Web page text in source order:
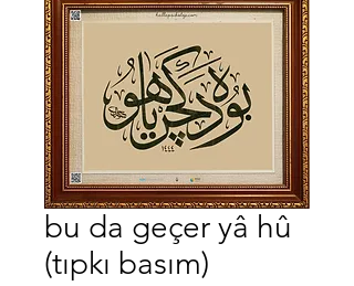
bu da geçer yâ hû
(tıpkı basım)